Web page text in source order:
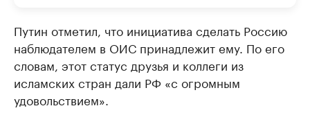
Путин отметил, что инициатива сделать Россию
наблюдателем в ОИС принадлежит ему. По его
словам, этот статус друзья и коллеги из
исламских стран дали РФ «с огромным
удовольствием».